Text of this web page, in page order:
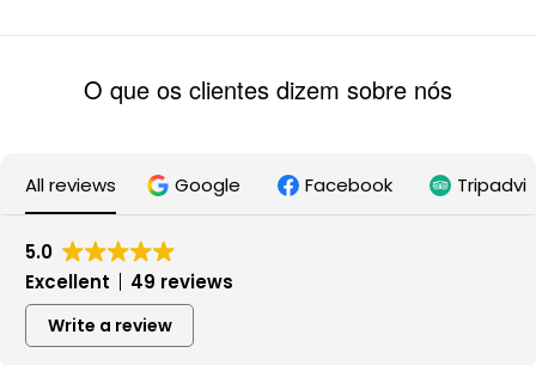
O que os clientes dizem sobre nós
All reviews Google Facebook
5.0
Excellent
49 reviews
Write a review